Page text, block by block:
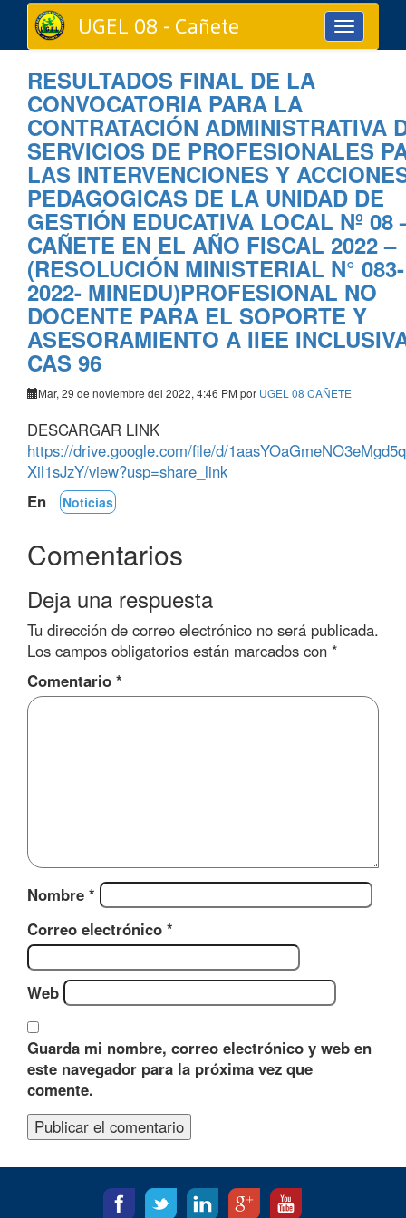
Toggle
navigation
UGEL 08 - Cañete
RESULTADOS FINAL DE LA
CONVOCATORIA PARA LA
CONTRATACIÓN ADMINISTRATIVA
SERVICIOS DE PROFESIONALES
LAS INTERVENCIONES Y
PEDAGOGICAS DE LA UNIDAD DE
GESTIÓN EDUCATIVA LOCAL Nº 08
CAÑETE EN EL AÑO FISCAL 2022 –
(RESOLUCIÓN MINISTERIAL N° 083-
2022- MINEDU)PROFESIONAL NO
DOCENTE PARA EL SOPORTE Y
ASESORAMIENTO A IIEE
CAS 96
Mar, 29 de noviembre del 2022, 4:46 PM por UGEL 08 CAÑETE
DESCARGAR LINK
https://drive.google.com/file/d/
Xil1sJzY/view?usp=share_link
En
Noticias
Comentarios
Deja una respuesta
Tu dirección de correo electrónico no será publicada.
Los campos obligatorios están marcados con *
Comentario *
Nombre *
Correo electrónico *
Web
Guarda mi nombre, correo electrónico y web en
este navegador para la próxima vez que
comente.